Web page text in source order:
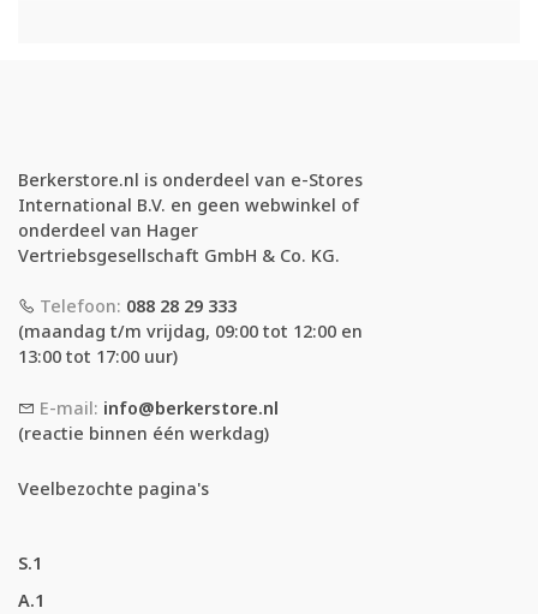
Berkerstore.nl is onderdeel van e-Stores
International B.V. en geen webwinkel of
onderdeel van Hager
Vertriebsgesellschaft GmbH & Co. KG.
Telefoon: 088 28 29 333
(maandag t/m vrijdag, 09:00 tot 12:00 en
13:00 tot 17:00 uur)
E-mail: info@berkerstore.nl
(reactie binnen één werkdag)
Veelbezochte pagina's
S.1
A.1